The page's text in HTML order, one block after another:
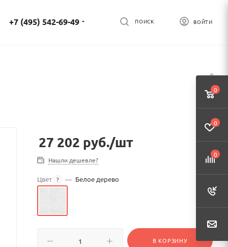
ВОЙТИ
ПОИСК
+7 (495) 542-69-49
27 202 руб./шт
Нашли дешевле?
Цвет ? — Белое дерево
В КОРЗИНУ
0
0
0